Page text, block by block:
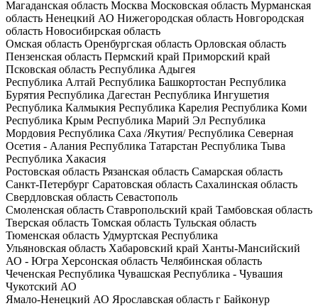
Магаданская область Москва Московская область Мурманская
область Ненецкий АО Нижегородская область Новгородская
область Новосибирская область
Омская область Оренбургская область Орловская область
Пензенская область Пермский край Приморский край
Псковская область Республика Адыгея
Республика Алтай Республика Башкортостан Республика
Бурятия Республика Дагестан Республика Ингушетия
Республика Калмыкия Республика Карелия Республика Коми
Республика Крым Республика Марий Эл Республика
Мордовия Республика Саха /Якутия/Республика Северная
Осетия - Алания Республика Татарстан Республика Тыва
Республика Хакасия
Ростовская область Рязанская область Самарская область
Санкт-Петербург Саратовская область Сахалинская область
Свердловская область Севастополь
Смоленская область Ставропольский край Тамбовская область
Тверская область Томская область Тульская область
Тюменская область Удмуртская Республика
Ульяновская область Хабаровский край Ханты-Мансийский
АО - Югра Херсонская область Челябинская область
Чеченская Республика Чувашская Республика - Чувашия
Чукотский АО
Ямало-Ненецкий АО Ярославская область г Байконур